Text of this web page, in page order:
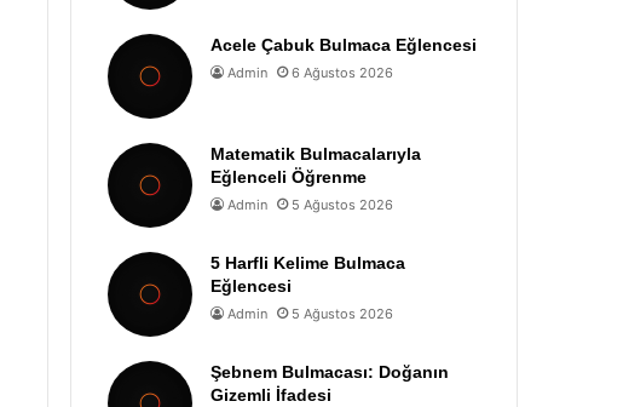
Acele Çabuk Bulmaca Eğlencesi
Admin 6 Ağustos 2026
Matematik Bulmacalarıyla
Eğlenceli Öğrenme
Admin 5 Ağustos 2026
5 Harfli Kelime Bulmaca
Eğlencesi
Admin 5 Ağustos 2026
Şebnem Bulmacası: Doğanın
Gizemli İfadesi